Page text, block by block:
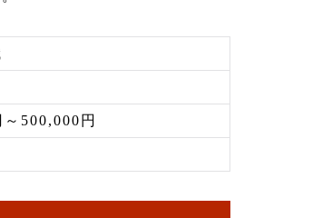
500,000円